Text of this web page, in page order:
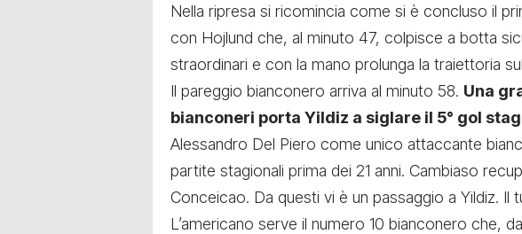
Nella ripresa si ricomincia come si è concluso il
con Hojlund che, al minuto 47, colpisce a botta
straordinari e con la mano prolunga la traiettoria
Il pareggio bianconero arriva al minuto 58. Una
bianconeri porta Yildiz a siglare il 5° gol
Alessandro Del Piero come unico attaccante
partite stagionali prima dei 21 anni. Cambiaso
Conceicao. Da questi vi è un passaggio a Yildiz. Il
L’americano serve il numero 10 bianconero che,